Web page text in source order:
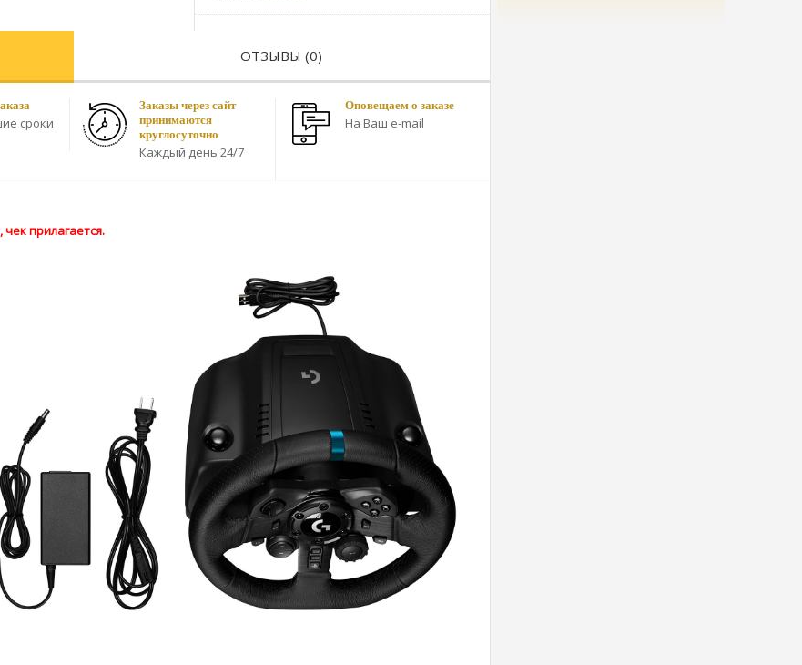
ОТЗЫВЫ (0)
сроки
Заказы через сайт
принимаются
круглосуточно
Каждый день 24/7
Оповещаем о заказе
На Ваш e-mail
прилагается.